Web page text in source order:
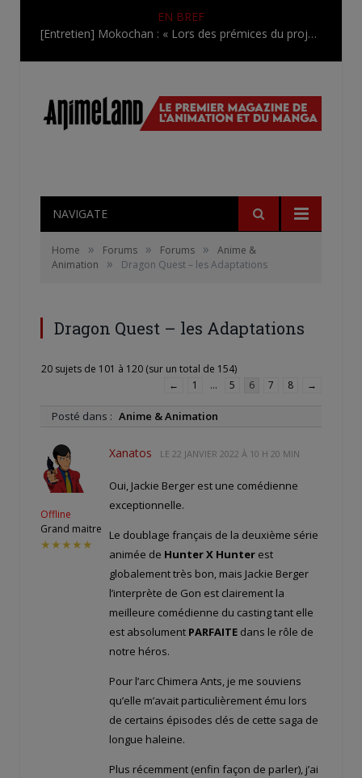
EN BREF
[Entretien] Mokochan : « Lors des prémices du projet, il était déjà demandé de suivre au mieux le manga originel.»
NAVIGATE
Home » Forums » Forums »
Anime &
Animation
» Dragon Quest – les Adaptations
Dragon Quest – les Adaptations
20 sujets de 101 à 120 (sur un total de 154)
←
1 … 5 6 7 8 →
Posté dans : Anime & Animation
Offline
Grand maitre
★★★★★
Xanatos LE 22 JANVIER 2022 À 10 H 20 MIN
Oui, Jackie Berger est une comédienne
exceptionnelle.
Le doublage français de la deuxième série
animée de Hunter X Hunter est
globalement très bon, mais Jackie Berger
l’interprète de Gon est clairement la
meilleure comédienne du casting tant elle
est absolument PARFAITE dans le rôle de
notre héros.
Pour l’arc Chimera Ants, je me souviens
qu’elle m’avait particulièrement ému lors
de certains épisodes clés de cette saga de
longue haleine.
Plus récemment (enfin façon de parler), j’ai